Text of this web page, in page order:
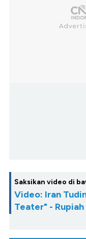
Saksikan video di
Video: Iran
Teater" -